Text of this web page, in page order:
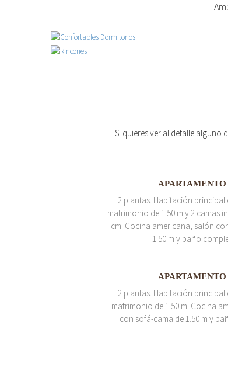
Si quieres ver al detalle alguno
APARTAMENTO
2 plantas. Habitación principal
matrimonio de 1.50 m y 2 camas
cm. Cocina americana, salón
1.50 m y baño
APARTAMENTO
2 plantas. Habitación principal
matrimonio de 1.50 m. Cocina
con sofá-cama de 1.50 m y